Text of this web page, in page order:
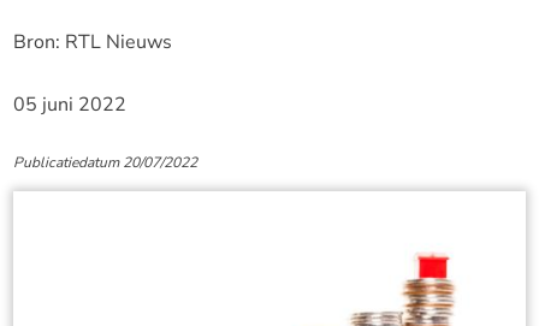
Bron: RTL Nieuws
05 juni 2022
Publicatiedatum 20/07/2022